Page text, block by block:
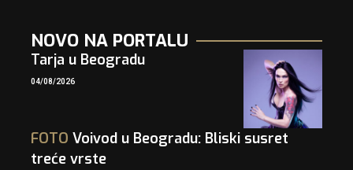
NOVO NA PORTALU
Tarja u Beogradu
04/08/2026
FOTO Voivod u Beogradu: Bliski susret
treće vrste